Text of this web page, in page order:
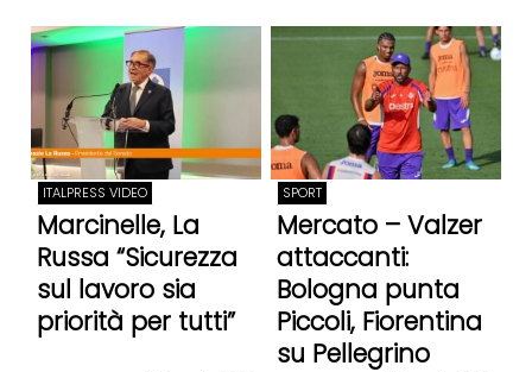
ITALPRESS VIDEO
Marcinelle, La
Russa “Sicurezza
sul lavoro sia
priorità per tutti”
SPORT
Mercato – Valzer
attaccanti:
Bologna punta
Piccoli, Fiorentina
su Pellegrino